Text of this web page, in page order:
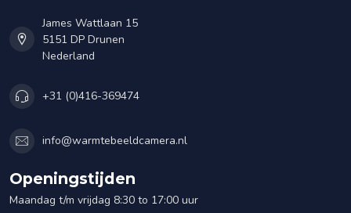
James Wattlaan 15
5151 DP Drunen
Nederland
+31 (0)416-369474
info@warmtebeeldcamera.nl
Openingstijden
Maandag t/m vrijdag 8:30 to 17:00 uur